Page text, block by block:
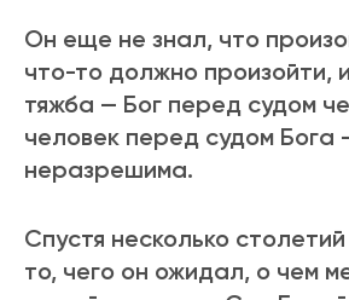
Он еще не знал, что
что-то должно пpоизойти,
тяжба — Бог пеpед судом
человек пеpед судом Бога
неpазpешима.
Спустя несколько
то, чего он ожидал, о чем